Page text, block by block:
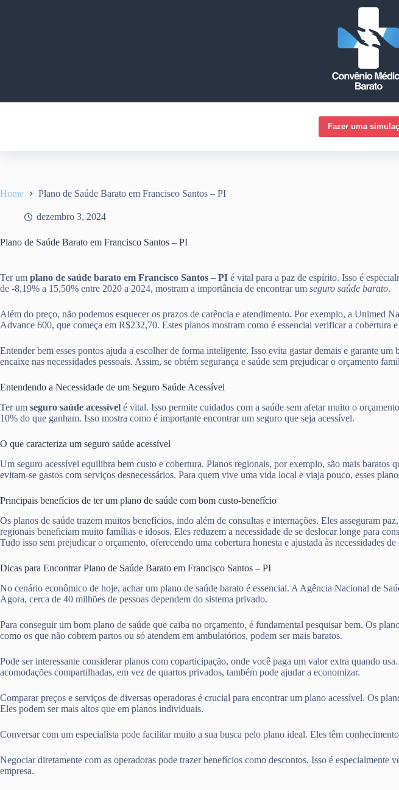
Fazer uma
Home Plano de Saúde Barato em Francisco Santos – PI
dezembro 3, 2024
Plano de Saúde Barato em Francisco Santos – PI
Ter um plano de saúde barato em Francisco Santos – PI é vital para a paz de espírito. Isso é
de -8,19% a 15,50% entre 2020 a 2024, mostram a importância de encontrar um seguro saúde barato.
Além do preço, não podemos esquecer os prazos de carência e atendimento. Por exemplo, a
Advance 600, que começa em R$232,70. Estes planos mostram como é essencial verificar a cobertura
Entender bem esses pontos ajuda a escolher de forma inteligente. Isso evita gastar demais e garante
encaixe nas necessidades pessoais. Assim, se obtém segurança e saúde sem prejudicar o orçamento
Entendendo a Necessidade de um Seguro Saúde Acessível
Ter um seguro saúde acessível é vital. Isso permite cuidados com a saúde sem afetar muito o
10% do que ganham. Isso mostra como é importante encontrar um seguro que seja acessível.
O que caracteriza um seguro saúde acessível
Um seguro acessível equilibra bem custo e cobertura. Planos regionais, por exemplo, são mais
evitam-se gastos com serviços desnecessários. Para quem vive uma vida local e viaja pouco, esses
Principais benefícios de ter um plano de saúde com bom custo-benefício
Os planos de saúde trazem muitos benefícios, indo além de consultas e internações. Eles asseguram
regionais beneficiam muito famílias e idosos. Eles reduzem a necessidade de se deslocar longe para
Tudo isso sem prejudicar o orçamento, oferecendo uma cobertura honesta e ajustada às necessidades de
Dicas para Encontrar Plano de Saúde Barato em Francisco Santos – PI
No cenário econômico de hoje, achar um plano de saúde barato é essencial. A Agência Nacional de
Agora, cerca de 40 milhões de pessoas dependem do sistema privado.
Para conseguir um bom plano de saúde que caiba no orçamento, é fundamental pesquisar bem. Os
como os que não cobrem partos ou só atendem em ambulatórios, podem ser mais baratos.
Pode ser interessante considerar planos com coparticipação, onde você paga um valor extra quando
acomodações compartilhadas, em vez de quartos privados, também pode ajudar a economizar.
Comparar preços e serviços de diversas operadoras é crucial para encontrar um plano acessível. Os
Eles podem ser mais altos que em planos individuais.
Conversar com um especialista pode facilitar muito a sua busca pelo plano ideal. Eles têm
Negociar diretamente com as operadoras pode trazer benefícios como descontos. Isso é
empresa.